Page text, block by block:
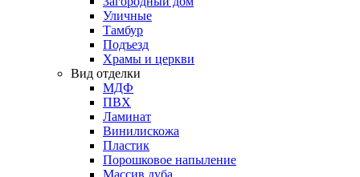
Уличные
Тамбур
Подъезд
Храмы и церкви
Вид отделки
МДФ
ПВХ
Ламинат
Винилискожа
Пластик
Порошковое напыление